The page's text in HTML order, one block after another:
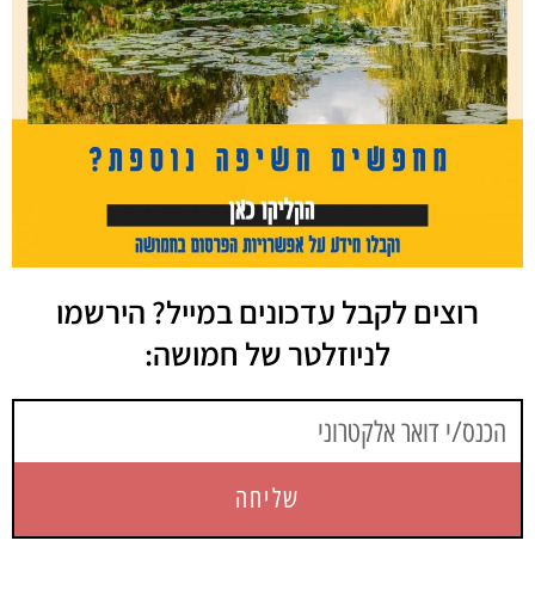
רוצים לקבל עדכונים במייל? הירשמו
לניוזלטר של חמושה:
שליחה